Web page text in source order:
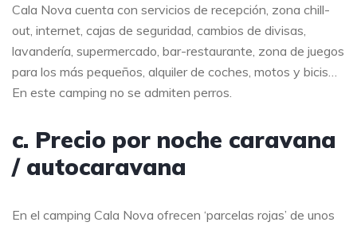
Cala Nova cuenta con servicios de recepción, zona chill-
out, internet, cajas de seguridad, cambios de divisas,
lavandería, supermercado, bar-restaurante, zona de juegos
para los más pequeños, alquiler de coches, motos y bicis…
En este camping no se admiten perros.
c. Precio por noche caravana
/ autocaravana
En el camping Cala Nova ofrecen ‘parcelas rojas’ de unos